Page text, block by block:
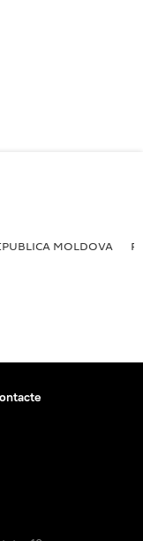
MOLDOVA